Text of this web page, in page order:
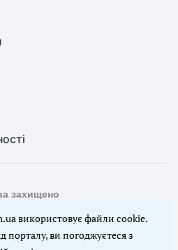
захищено
будь-яких матеріалів сайту,
оглядів допускаються
редакції сайту Педрада
використовує файли cookie.
ви погоджуєтеся з